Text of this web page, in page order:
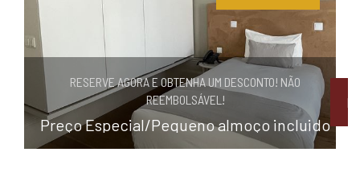
RESERVE AGORA E OBTENHA UM DESCONTO! NÃO
REEMBOLSÁVEL!
Preço Especial/Pequeno almoço incluido